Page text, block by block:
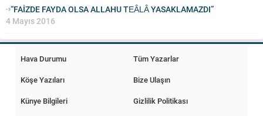
“FAİZDE FAYDA OLSA ALLAHU TEÂLÂ YASAKLAMAZDI”
4 Mayıs 2016
Hava Durumu
Tüm Yazarlar
Köşe Yazıları
Bize Ulaşın
Künye Bilgileri
Gizlilik Politikası